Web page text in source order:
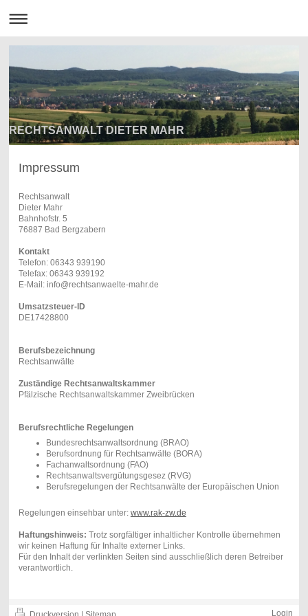
RECHTSANWALT DIETER MAHR
Impressum
Rechtsanwalt
Dieter Mahr
Bahnhofstr. 5
76887 Bad Bergzabern
Kontakt
Telefon: 06343 939190
Telefax: 06343 939192
E-Mail: info@rechtsanwaelte-mahr.de
Umsatzsteuer-ID
DE17428800
Berufsbezeichnung
Rechtsanwälte
Zuständige Rechtsanwaltskammer
Pfälzische Rechtsanwaltskammer Zweibrücken
Berufsrechtliche Regelungen
Bundesrechtsanwaltsordnung (BRAO)
Berufsordnung für Rechtsanwälte (BORA)
Fachanwaltsordnung (FAO)
Rechtsanwaltsvergütungsgesez (RVG)
Berufsregelungen der Rechtsanwälte der Europäischen Union
Regelungen einsehbar unter: www.rak-zw.de
Haftungshinweis: Trotz sorgfältiger inhaltlicher Kontrolle übernehmen
wir keinen Haftung für Inhalte externer Links.
Für den Inhalt der verlinkten Seiten sind ausschließlich deren Betreiber
verantwortlich.
Login